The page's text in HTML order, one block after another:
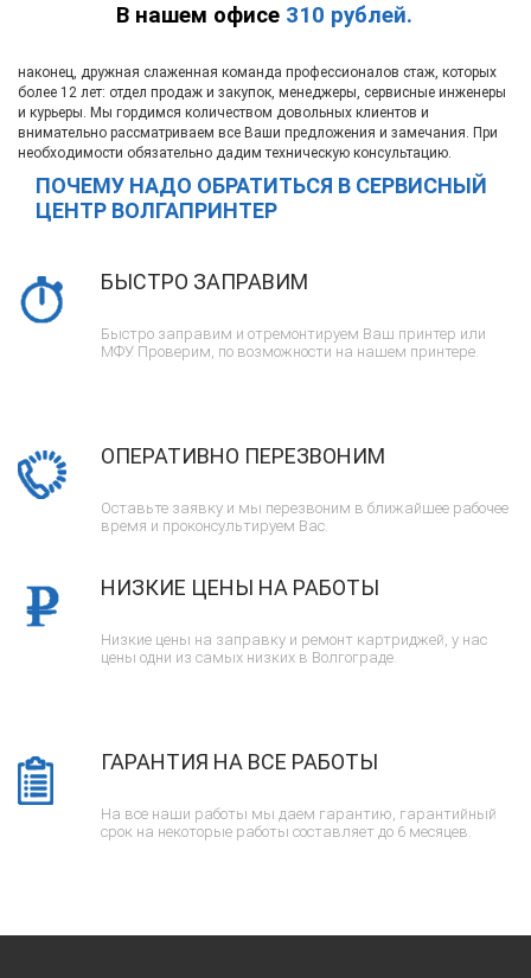
В нашем офисе 310 рублей.
наконец, дружная слаженная команда профессионалов стаж, которых
более 12 лет: отдел продаж и закупок, менеджеры, сервисные инженеры
и курьеры. Мы гордимся количеством довольных клиентов и
внимательно рассматриваем все Ваши предложения и замечания. При
необходимости обязательно дадим техническую консультацию.
ПОЧЕМУ НАДО ОБРАТИТЬСЯ В СЕРВИСНЫЙ
ЦЕНТР ВОЛГАПРИНТЕР
БЫСТРО ЗАПРАВИМ
Быстро заправим и отремонтируем Ваш принтер или
МФУ. Проверим, по возможности на нашем принтере.
ОПЕРАТИВНО ПЕРЕЗВОНИМ
Оставьте заявку и мы перезвоним в ближайшее рабочее
время и проконсультируем Вас.
НИЗКИЕ ЦЕНЫ НА РАБОТЫ
Низкие цены на заправку и ремонт картриджей, у нас
цены одни из самых низких в Волгограде.
ГАРАНТИЯ НА ВСЕ РАБОТЫ
На все наши работы мы даем гарантию, гарантийный
срок на некоторые работы составляет до 6 месяцев.